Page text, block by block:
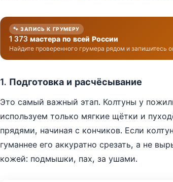
🐾 ЗАПИСЬ К ГРУМЕРУ
1 373 мастера по всей России
Найдите проверенного грумера рядом и запишитесь
1. Подготовка и расчёсывание
Это самый важный этап. Колтуны у
используем только мягкие щётки и
прядями, начиная с кончиков. Если
гуманнее его аккуратно срезать, а не
кожей: подмышки, пах, за ушами.